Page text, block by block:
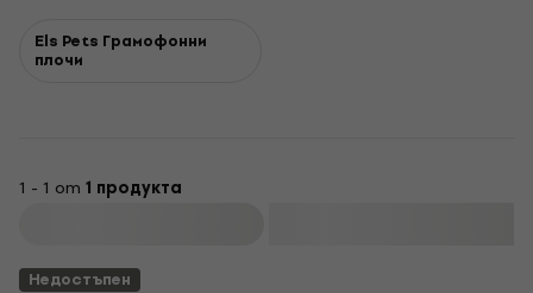
Els Pets Грамофонни
плочи
1 - 1 от 1 продукта
Недостъпен